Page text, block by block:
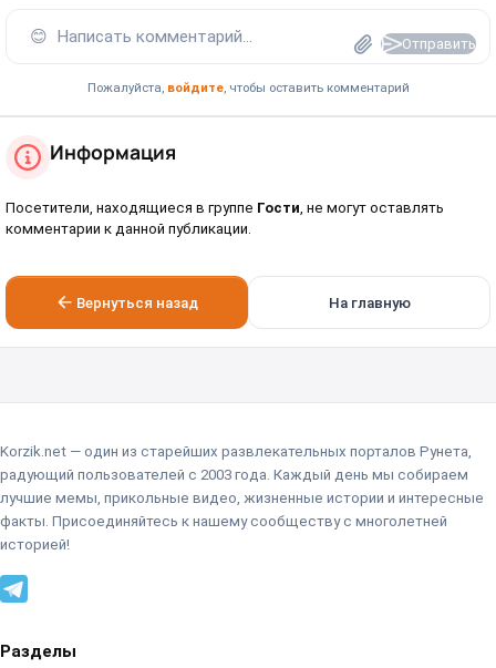
😊 Написать комментарий... Отправить
Пожалуйста, войдите, чтобы оставить комментарий
Информация
Посетители, находящиеся в группе Гости, не могут оставлять
комментарии к данной публикации.
Вернуться назад На главную
Korzik.net — один из старейших развлекательных порталов Рунета,
радующий пользователей с 2003 года. Каждый день мы собираем
лучшие мемы, прикольные видео, жизненные истории и интересные
факты. Присоединяйтесь к нашему сообществу с многолетней
историей!
Разделы